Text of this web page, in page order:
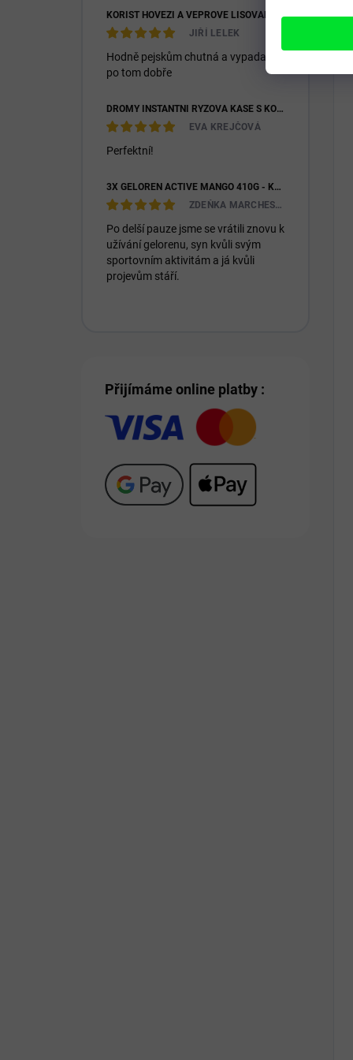
KOŘIST HOVĚZÍ A VEPŘOVÉ LISOVANÉ 28/16
JIŘÍ LELEK
Hodně pejskům chutná a vypadají
po tom dobře
DROMY INSTANTNÍ RÝŽOVÁ KAŠE S KOZÍM MLÉKEM & PREBIOTIKY 1200G
EVA KREJČOVÁ
Perfektní!
3X GELOREN ACTIVE MANGO 410G - KLOUBNÍ VÝŽIVA PRO LIDI (3X 90KS)
ZDEŇKA MARCHESIOVÁ
Po delší pauze jsme se vrátili znovu k
užívání gelorenu, syn kvůli svým
sportovním aktivitám a já kvůli
projevům stáří.
Přijímáme online platby :